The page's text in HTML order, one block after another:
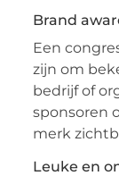
Brand
Een
zijn om
bedrijf of
sponsoren
merk
Leuke en